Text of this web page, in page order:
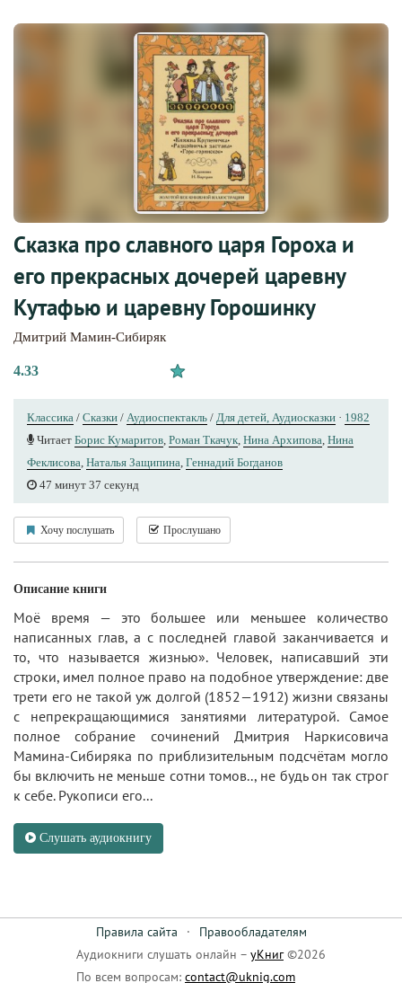
Сказка про славного царя Гороха и
его прекрасных дочерей царевну
Кутафью и царевну Горошинку
Дмитрий Мамин-Сибиряк
4.33
Классика / Сказки / Аудиоспектакль / Для детей, Аудиосказки · 1982
Читает Борис Кумаритов Роман Ткачук Нина Архипова Нина
Феклисова Наталья Защипина Геннадий Богданов
47 минут 37 секунд
Хочу послушать Прослушано
Описание книги
Моё время — это большее или меньшее количество
написанных глав, а с последней главой заканчивается и
то, что называется жизнью». Человек, написавший эти
строки, имел полное право на подобное утверждение: две
трети его не такой уж долгой (1852—1912) жизни связаны
с непрекращающимися занятиями литературой. Самое
полное собрание сочинений Дмитрия Наркисовича
Мамина-Сибиряка по приблизительным подсчётам могло
бы включить не меньше сотни томов.., не будь он так строг
к себе. Рукописи его...
Слушать аудиокнигу
Правила сайта ·
Правообладателям
Аудиокниги слушать онлайн – уКниг©2026
По всем вопросам: contact@uknig.com